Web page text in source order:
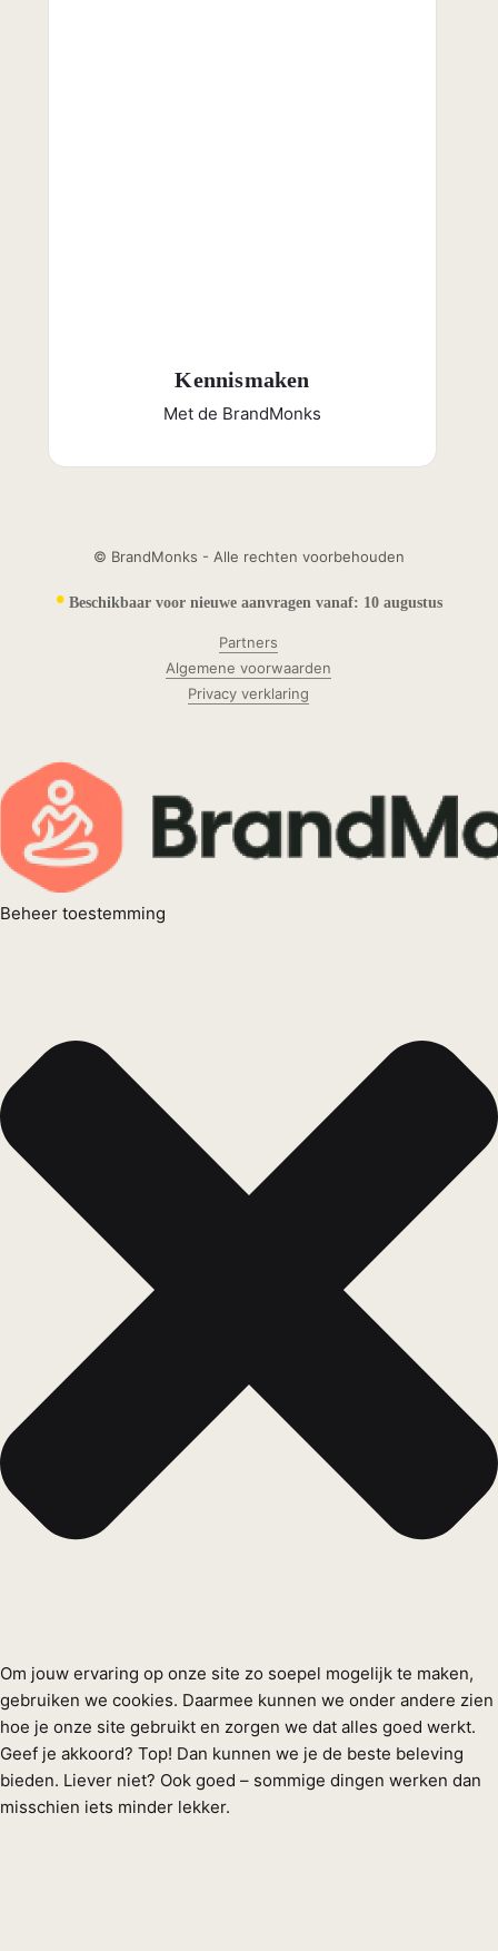
Kennismaken
Met de BrandMonks
© BrandMonks - Alle rechten voorbehouden
•Beschikbaar voor nieuwe aanvragen vanaf: 10 augustus
Partners
Algemene voorwaarden
Privacy verklaring
Beheer toestemming
Om jouw ervaring op onze site zo soepel mogelijk te maken,
gebruiken we cookies. Daarmee kunnen we onder andere zien
hoe je onze site gebruikt en zorgen we dat alles goed werkt.
Geef je akkoord? Top! Dan kunnen we je de beste beleving
bieden. Liever niet? Ook goed – sommige dingen werken dan
misschien iets minder lekker.